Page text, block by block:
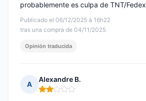
Publicado el 06/12/2025 à 16h22
tras una compra de 04/11/2025
probablemente es culpa de TNT/Fedex
Opinión traducida
A
Alexandre B.
Nota: 2 de 5